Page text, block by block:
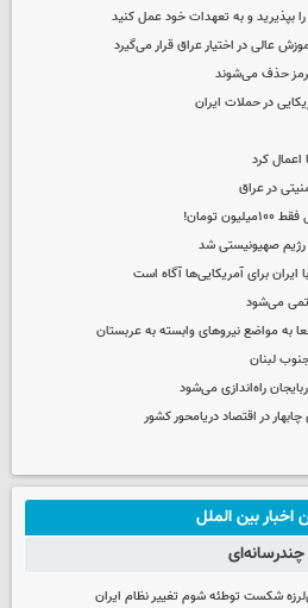
بپذیرید و به تعهدات خود عمل کنید
عالی در اختیار عراق قرار می‌گیرد
حذف می‌شوند
کرد
در عراق
تومان!
رژیم صهیونیستی شد
برای آمریکایی‌ها آگاه است
می‌شود
به مواضع نیروهای وابسته به عربستان
لبنان
راه‌اندازی می‌شود
در اقتصاد دریامحور کشور
اخبار بین الملل
چندرسانه‌ای
شکست توطئه شوم تغییر نظام ایران